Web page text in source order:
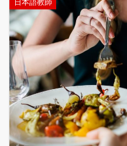
日本語教師